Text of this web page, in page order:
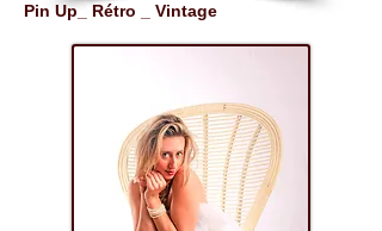
Pin Up_ Rétro _ Vintage